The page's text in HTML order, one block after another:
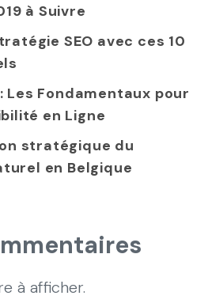
à Suivre
SEO avec ces 10
Les Fondamentaux pour
en Ligne
stratégique du
en Belgique
à afficher.